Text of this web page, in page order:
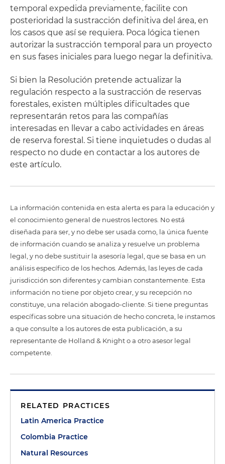
temporal expedida previamente, facilite con
posterioridad la sustracción definitiva del área, en
los casos que así se requiera. Poca lógica tienen
autorizar la sustracción temporal para un proyecto
en sus fases iniciales para luego negar la definitiva.
Si bien la Resolución pretende actualizar la
regulación respecto a la sustracción de reservas
forestales, existen múltiples dificultades que
representarán retos para las compañías
interesadas en llevar a cabo actividades en áreas
de reserva forestal. Si tiene inquietudes o dudas al
respecto no dude en contactar a los autores de
este artículo.
La información contenida en esta alerta es para la educación y
el conocimiento general de nuestros lectores. No está
diseñada para ser, y no debe ser usada como, la única fuente
de información cuando se analiza y resuelve un problema
legal, y no debe sustituir la asesoría legal, que se basa en un
análisis específico de los hechos. Además, las leyes de cada
jurisdicción son diferentes y cambian constantemente. Esta
información no tiene por objeto crear, y su recepción no
constituye, una relación abogado-cliente. Si tiene preguntas
específicas sobre una situación de hecho concreta, le instamos
a que consulte a los autores de esta publicación, a su
representante de Holland & Knight o a otro asesor legal
competente.
RELATED PRACTICES
Latin America Practice
Colombia Practice
Natural Resources